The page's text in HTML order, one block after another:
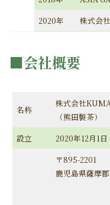
2020年
株式会
■会社概要
名称
株式会社
（熊田製茶）
設立
2020年12月1日
〒895-2201
鹿児島県薩摩